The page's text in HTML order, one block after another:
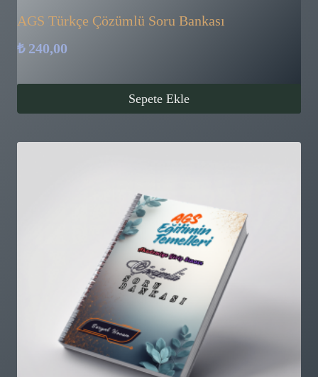
AGS Türkçe Çözümlü Soru Bankası
₺240,00
Sepete Ekle